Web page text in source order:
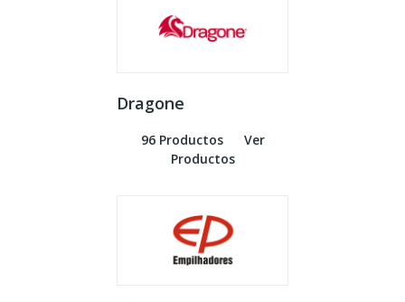
Dragone
96 Productos
Ver
Productos